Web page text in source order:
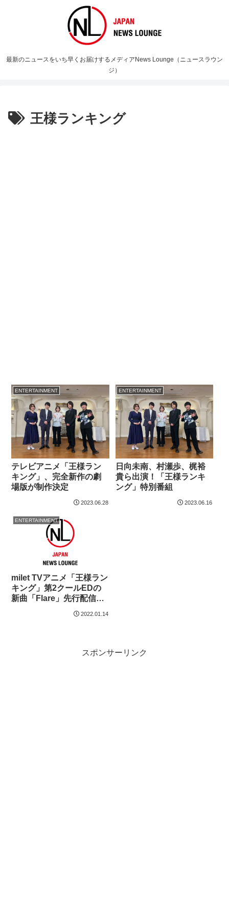
最新のニュースをいち早くお届けするメディアNews Lounge（ニュースラウン
ジ）
王様ランキング
ENTERTAINMENT
テレビアニメ「王様ラン
キング」、完全新作の劇
場版が制作決定
2023.06.28
ENTERTAINMENT
日向未南、村瀬歩、梶裕
貴ら出演！「王様ランキ
ング」特別番組
2023.06.16
ENTERTAINMENT
milet TVアニメ「王様ラン
キング」第2クールEDの
新曲「Flare」先行配信&
2022.01.14
スポンサーリンク